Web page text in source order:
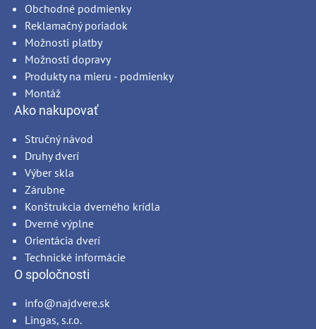
Obchodné podmienky
Reklamačný poriadok
Možnosti platby
Možnosti dopravy
Produkty na mieru - podmienky
Montáž
Ako nakupovať
Stručný návod
Druhy dverí
Výber skla
Zárubne
Konštrukcia dverného krídla
Dverné výplne
Orientácia dverí
Technické informácie
O spoločnosti
info@najdvere.sk
Lingas, s.r.o.